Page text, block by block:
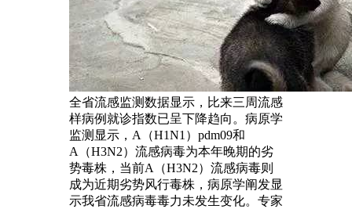
全省流感监测数据显示，比来三周流感
样病例就诊指数已呈下降趋向。病原学
监测显示，A（H1N1）pdm09和
A（H3N2）流感病毒为本年晚期的劣
势毒株，当前A（H3N2）流感病毒则
成为近期劣势风行毒株，病原学阐发显
示我省流感病毒毒力未发生变化。专家